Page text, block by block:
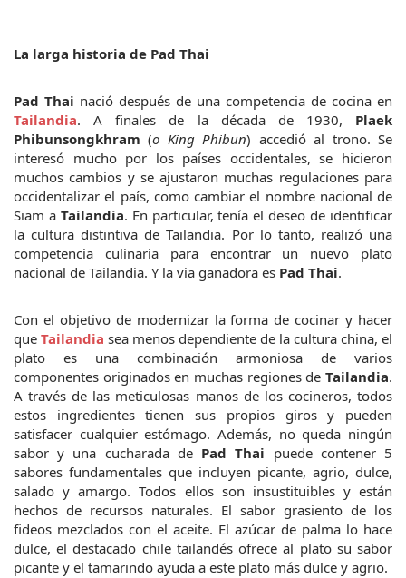
La larga historia de Pad Thai
Pad Thai
Tailandia. A finales de la década de 1930, Plaek
Phibunsongkhram (o King Phibun) accedió al trono. Se
interesó mucho por los países occidentales, se hicieron
muchos cambios y se ajustaron muchas regulaciones para
occidentalizar el país, como cambiar el nombre nacional de
Siam a Tailandia. En particular, tenía el deseo de identificar
la cultura distintiva de Tailandia. Por lo tanto, realizó una
competencia culinaria para encontrar un nuevo plato
nacional de Tailandia. Y la via ganadora es Pad Thai.
Con el objetivo de modernizar la forma de cocinar y hacer
que Tailandia sea menos dependiente de la cultura china, el
plato es una combinación armoniosa de varios
componentes originados en muchas regiones de Tailandia.
A través de las meticulosas manos de los cocineros, todos
estos ingredientes tienen sus propios giros y pueden
satisfacer cualquier estómago. Además, no queda ningún
sabor y una cucharada de Pad Thai puede contener 5
sabores fundamentales que incluyen picante, agrio, dulce,
salado y amargo. Todos ellos son insustituibles y están
hechos de recursos naturales. El sabor grasiento de los
fideos mezclados con el aceite. El azúcar de palma lo hace
dulce, el destacado chile tailandés ofrece al plato su sabor
picante y el tamarindo ayuda a este plato más dulce y agrio.